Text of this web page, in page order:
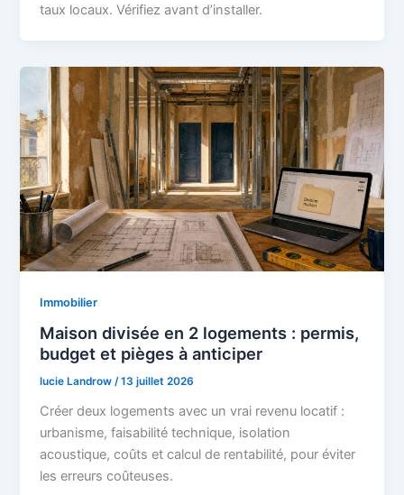
taux locaux. Vérifiez avant d’installer.
Immobilier
Maison divisée en 2 logements : permis,
budget et pièges à anticiper
lucie Landrow/13 juillet 2026
Créer deux logements avec un vrai revenu locatif :
urbanisme, faisabilité technique, isolation
acoustique, coûts et calcul de rentabilité, pour éviter
les erreurs coûteuses.